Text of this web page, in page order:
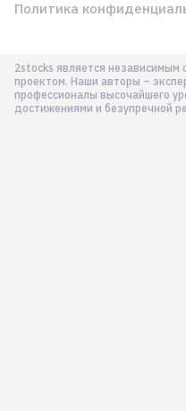
2stocks является независимым
проектом. Наши авторы –
профессионалы высочайшего
достижениями и безупречной
Политика